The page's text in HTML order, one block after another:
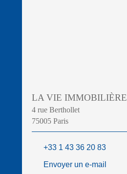
LA VIE IMMOBILIÈRE
4 rue Berthollet
75005 Paris
+33 1 43 36 20 83
Envoyer un e-mail